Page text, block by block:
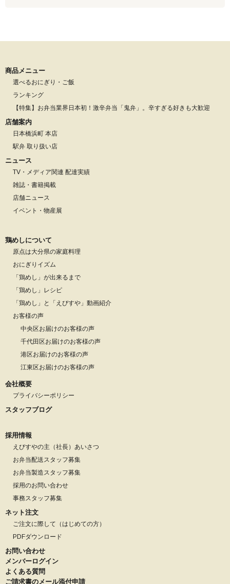
商品メニュー
選べるおにぎり・ご飯
ランキング
【特集】お弁当業界日本初！激辛弁当「鬼弁」。辛すぎる好きも大歓迎
店舗案内
日本橋浜町 本店
駅弁 取り扱い店
ニュース
TV・メディア関連 配達実績
雑誌・書籍掲載
店舗ニュース
イベント・物産展
鶏めしについて
原点は大分県の家庭料理
おにぎりイズム
「鶏めし」が出来るまで
「鶏めし」レシピ
「鶏めし」と「えびすや」動画紹介
お客様の声
中央区お届けのお客様の声
千代田区お届けのお客様の声
港区お届けのお客様の声
江東区お届けのお客様の声
会社概要
プライバシーポリシー
スタッフブログ
採用情報
えびすやの主（社長）あいさつ
お弁当配送スタッフ募集
お弁当製造スタッフ募集
採用のお問い合わせ
事務スタッフ募集
ネット注文
ご注文に際して（はじめての方）
PDFダウンロード
お問い合わせ
メンバーログイン
よくある質問
ご請求書のメール添付申請